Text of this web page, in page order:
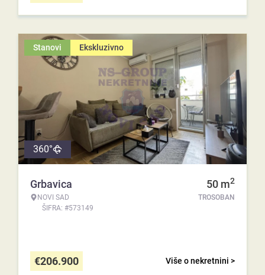
Stanovi Ekskluzivno
360°
Grbavica
NOVI SAD
ŠIFRA: #573149
50 m2
TROSOBAN
Više o nekretnini >
€206.900